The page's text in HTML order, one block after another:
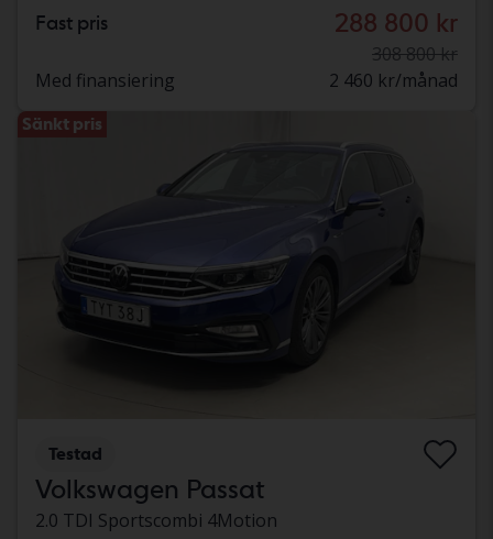
Fast pris 288 800 kr
308 800 kr
Med finansiering
2 460 kr/månad
Sänkt pris
Testad
Volkswagen Passat
2.0 TDI Sportscombi 4Motion